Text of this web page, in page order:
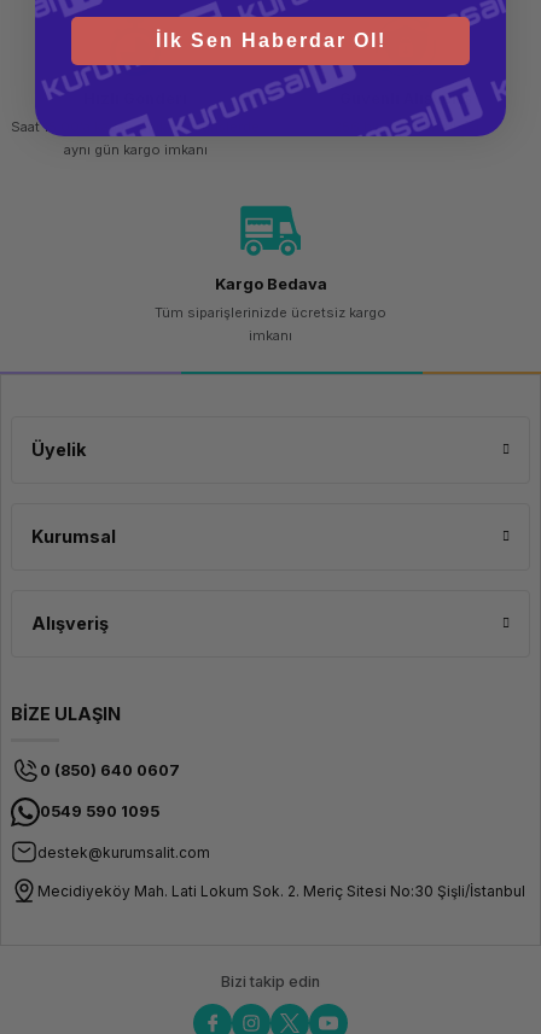
Saat 15.00'a kadar yapılan siparişlerde
aynı gün kargo imkanı
Güvenli Alışveriş
256 bit SSL sertifikası
Kargo Bedava
Tüm siparişlerinizde ücretsiz kargo
imkanı
Üyelik
Kurumsal
Alışveriş
BİZE ULAŞIN
0 (850) 640 0607
0549 590 1095
destek@kurumsalit.com
Mecidiyeköy Mah. Lati Lokum Sok. 2. Meriç Sitesi No:30 Şişli/İstanbul
Bizi takip edin
İlk Sen Haberdar Ol!